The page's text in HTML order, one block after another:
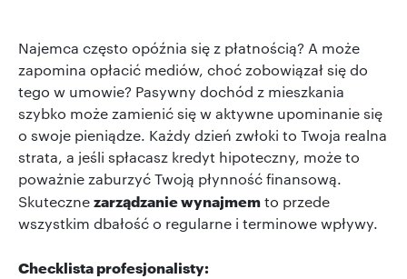
Najemca często opóźnia się z płatnością? A może
zapomina opłacić mediów, choć zobowiązał się do
tego w umowie? Pasywny dochód z mieszkania
szybko może zamienić się w aktywne upominanie się
o swoje pieniądze. Każdy dzień zwłoki to Twoja realna
strata, a jeśli spłacasz kredyt hipoteczny, może to
poważnie zaburzyć Twoją płynność finansową.
Skutecznezarządzanie wynajmemto przede
wszystkim dbałość o regularne i terminowe wpływy.
Checklista profesjonalisty: